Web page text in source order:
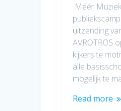
Méér
uitzending
AVROTROS
kijkers te
álle
mogelijk te
Read more